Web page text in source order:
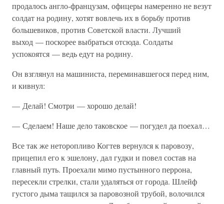
продалось англо-французам, офицеры намеренно не везут
солдат на родину, хотят вовлечь их в борьбу против
большевиков, против Советской власти. Лучший
выход — поскорее выбраться отсюда. Солдаты
успокоятся — ведь едут на родину.
Он взглянул на машиниста, переминавшегося перед ним,
и кивнул:
— Делай! Смотри — хорошо делай!
— Сделаем! Наше дело таковское — погудел да поехал…
Все так же неторопливо Когтев вернулся к паровозу,
прицепил его к эшелону, дал гудки и повел состав на
главный путь. Проехали мимо пустынного перрона,
пересекли стрелки, стали удаляться от города. Шлейф
густого дыма тащился за паровозной трубой, волочился